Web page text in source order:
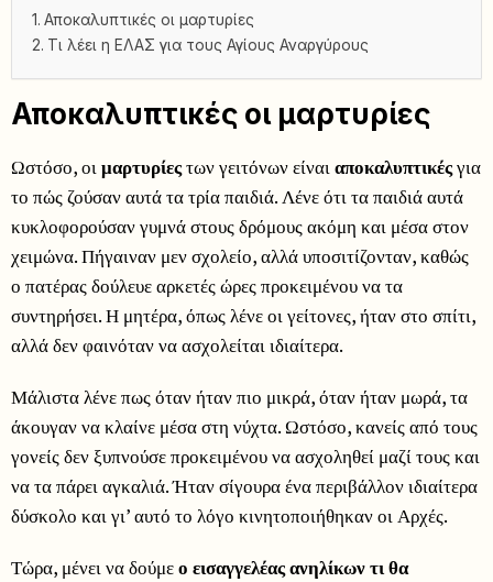
Αποκαλυπτικές οι μαρτυρίες
Τι λέει η ΕΛΑΣ για τους Αγίους Αναργύρους
Αποκαλυπτικές οι μαρτυρίες
Ωστόσο, οιμαρτυρίεςτων γειτόνων είναιαποκαλυπτικέςγια
το πώς ζούσαν αυτά τα τρία παιδιά. Λένε ότι τα παιδιά αυτά
κυκλοφορούσαν γυμνά στους δρόμους ακόμη και μέσα στον
χειμώνα. Πήγαιναν μεν σχολείο, αλλά υποσιτίζονταν, καθώς
ο πατέρας δούλευε αρκετές ώρες προκειμένου να τα
συντηρήσει. Η μητέρα, όπως λένε οι γείτονες, ήταν στο σπίτι,
αλλά δεν φαινόταν να ασχολείται ιδιαίτερα.
Μάλιστα λένε πως όταν ήταν πιο μικρά, όταν ήταν μωρά, τα
άκουγαν να κλαίνε μέσα στη νύχτα. Ωστόσο, κανείς από τους
γονείς δεν ξυπνούσε προκειμένου να ασχοληθεί μαζί τους και
να τα πάρει αγκαλιά. Ήταν σίγουρα ένα περιβάλλον ιδιαίτερα
δύσκολο και γι’ αυτό το λόγο κινητοποιήθηκαν οι Αρχές.
Τώρα, μένει να δούμεο εισαγγελέας ανηλίκων τι θα